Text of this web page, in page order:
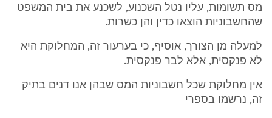
מס תשומות, עליו נטל השכנוע, לשכנע את בית המשפט
שהחשבוניות הוצאו כדין והן כשרות.
למעלה מן הצורך, אוסיף, כי בערעור זה, המחלוקת היא
לא פנקסית, אלא לבר פנקסית.
אין מחלוקת שכל חשבוניות המס שבהן אנו דנים בתיק
זה, נרשמו בספרי